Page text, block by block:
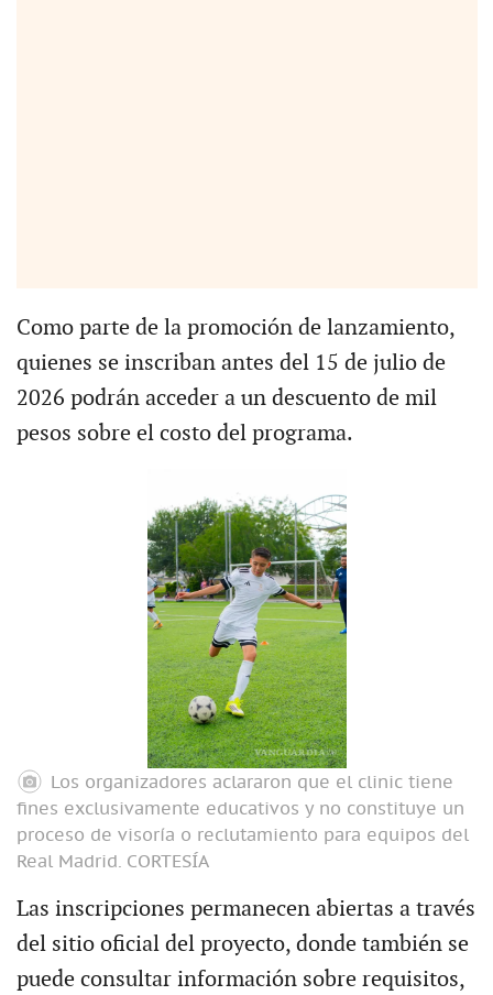
Como parte de la promoción de lanzamiento,
quienes se inscriban antes del 15 de julio de
2026 podrán acceder a un descuento de mil
pesos sobre el costo del programa.
Los organizadores aclararon que el clinic tiene
fines exclusivamente educativos y no constituye un
proceso de visoría o reclutamiento para equipos del
Real Madrid. CORTESÍA
Las inscripciones permanecen abiertas a través
del sitio oficial del proyecto, donde también se
puede consultar información sobre requisitos,